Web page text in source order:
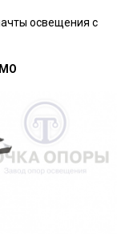
освещения с